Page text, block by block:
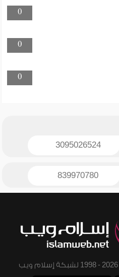
0
0
0
3095026524
839970780